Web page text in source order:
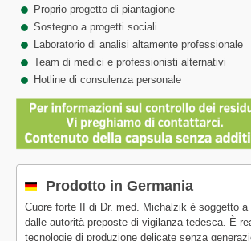
Proprio progetto di piantagione
Sostegno a progetti sociali
Laboratorio di analisi altamente professionale
Team di medici e professionisti alternativi
Hotline di consulenza personale
Prodotto in Germania
Cuore forte II di Dr. med. Michalzik è soggetto a
dalle autorità preposte di vigilanza tedesca. È
tecnologie di produzione delicate senza